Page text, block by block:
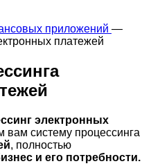
приложений —
платежей
электронных
вам систему процессинга
, полностью
и его потребности.